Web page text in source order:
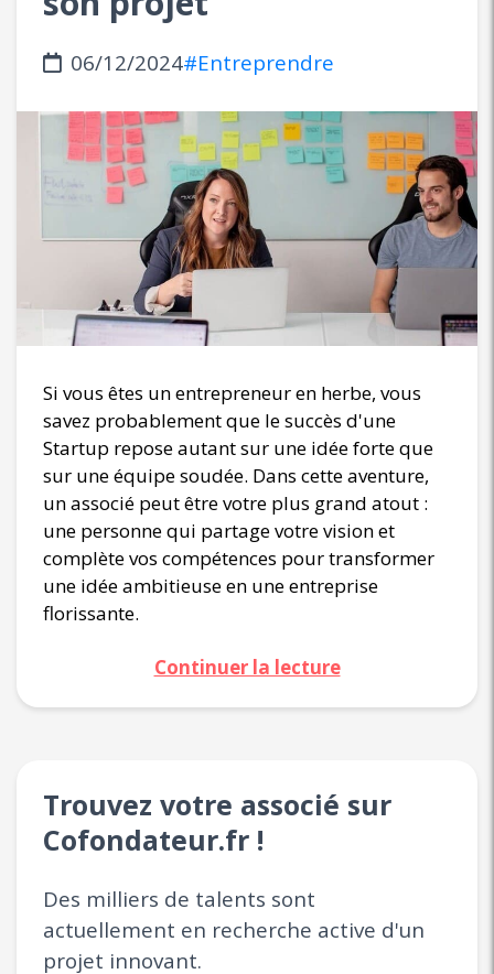
06/12/2024#Entreprendre
Si vous êtes un entrepreneur en herbe, vous
savez probablement que le succès d'une
Startup repose autant sur une idée forte que
sur une équipe soudée. Dans cette aventure,
un associé peut être votre plus grand atout :
une personne qui partage votre vision et
complète vos compétences pour transformer
une idée ambitieuse en une entreprise
florissante.
Continuer la lecture
Trouvez votre associé sur
Cofondateur.fr !
Des milliers de talents sont
actuellement en recherche active d'un
projet innovant.